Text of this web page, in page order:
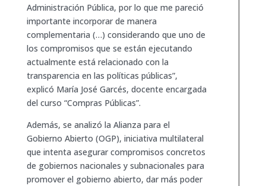
Administración Pública, por lo que me pareció
importante incorporar de manera
complementaria (…) considerando que uno de
los compromisos que se están ejecutando
actualmente está relacionado con la
transparencia en las políticas públicas”,
explicó María José Garcés, docente encargada
del curso “Compras Públicas”.
Además, se analizó la Alianza para el
Gobierno Abierto (OGP), iniciativa multilateral
que intenta asegurar compromisos concretos
de gobiernos nacionales y subnacionales para
promover el gobierno abierto, dar más poder